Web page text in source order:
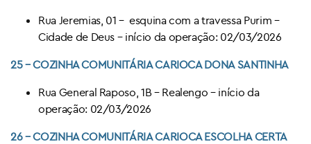
Rua Jeremias, 01 – esquina com a travessa Purim –
Cidade de Deus – início da operação: 02/03/2026
25 – COZINHA COMUNITÁRIA CARIOCA DONA SANTINHA
Rua General Raposo, 1B – Realengo – início da
operação: 02/03/2026
26 –COZINHA COMUNITÁRIA CARIOCAESCOLHA CERTA